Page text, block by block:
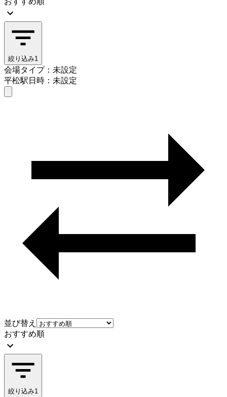
絞り込み1
会場タイプ：未設定
平松駅日時：未設定
並び替え
おすすめ順
絞り込み1